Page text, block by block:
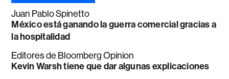
Juan Pablo Spinetto
México está ganando la guerra comercial gracias a
la hospitalidad
Editores de Bloomberg Opinion
Kevin Warsh tiene que dar algunas explicaciones